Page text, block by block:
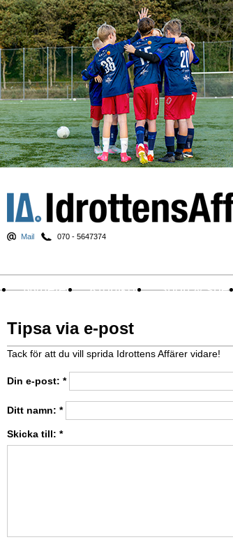
Mail 070 - 5647374
Nyheter Krönikor Sport & spel
Tipsa via e-post
Tack för att du vill sprida Idrottens Affärer vidare!
Din e-post: *
Ditt namn: *
Skicka till: *